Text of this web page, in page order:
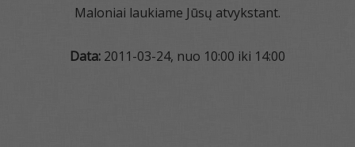
Maloniai laukiame Jūsų atvykstant.
Data: 2011-03-24, nuo 10:00 iki 14:00